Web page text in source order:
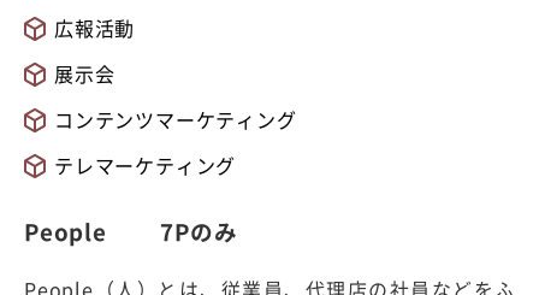
広報活動
展示会
コンテンツマーケティング
テレマーケティング
People 7Pのみ